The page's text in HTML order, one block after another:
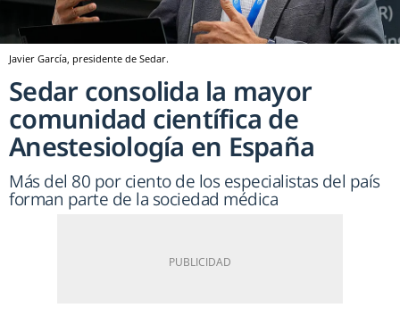
Javier García, presidente de Sedar.
Sedar consolida la mayor
comunidad científica de
Anestesiología en España
Más del 80 por ciento de los especialistas del país
forman parte de la sociedad médica